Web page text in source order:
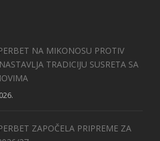
NA MIKONOSU PROTIV
TRADICIJU SUSRETA SA
ZAPOČELA PRIPREME ZA